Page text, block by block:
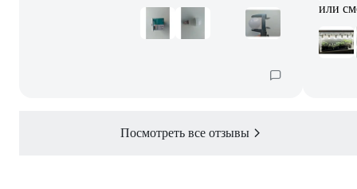
или
Посмотреть все отзывы